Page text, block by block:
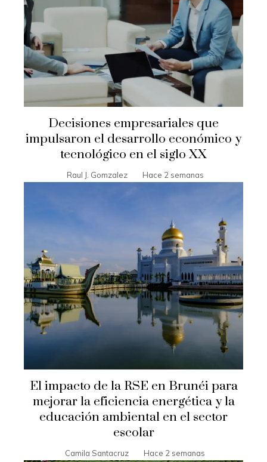
Decisiones empresariales que
impulsaron el desarrollo económico y
tecnológico en el siglo XX
Raul J. Gomzalez Hace 2 semanas
El impacto de la RSE en Brunéi para
mejorar la eficiencia energética y la
educación ambiental en el sector
escolar
Camila Santacruz Hace 2 semanas